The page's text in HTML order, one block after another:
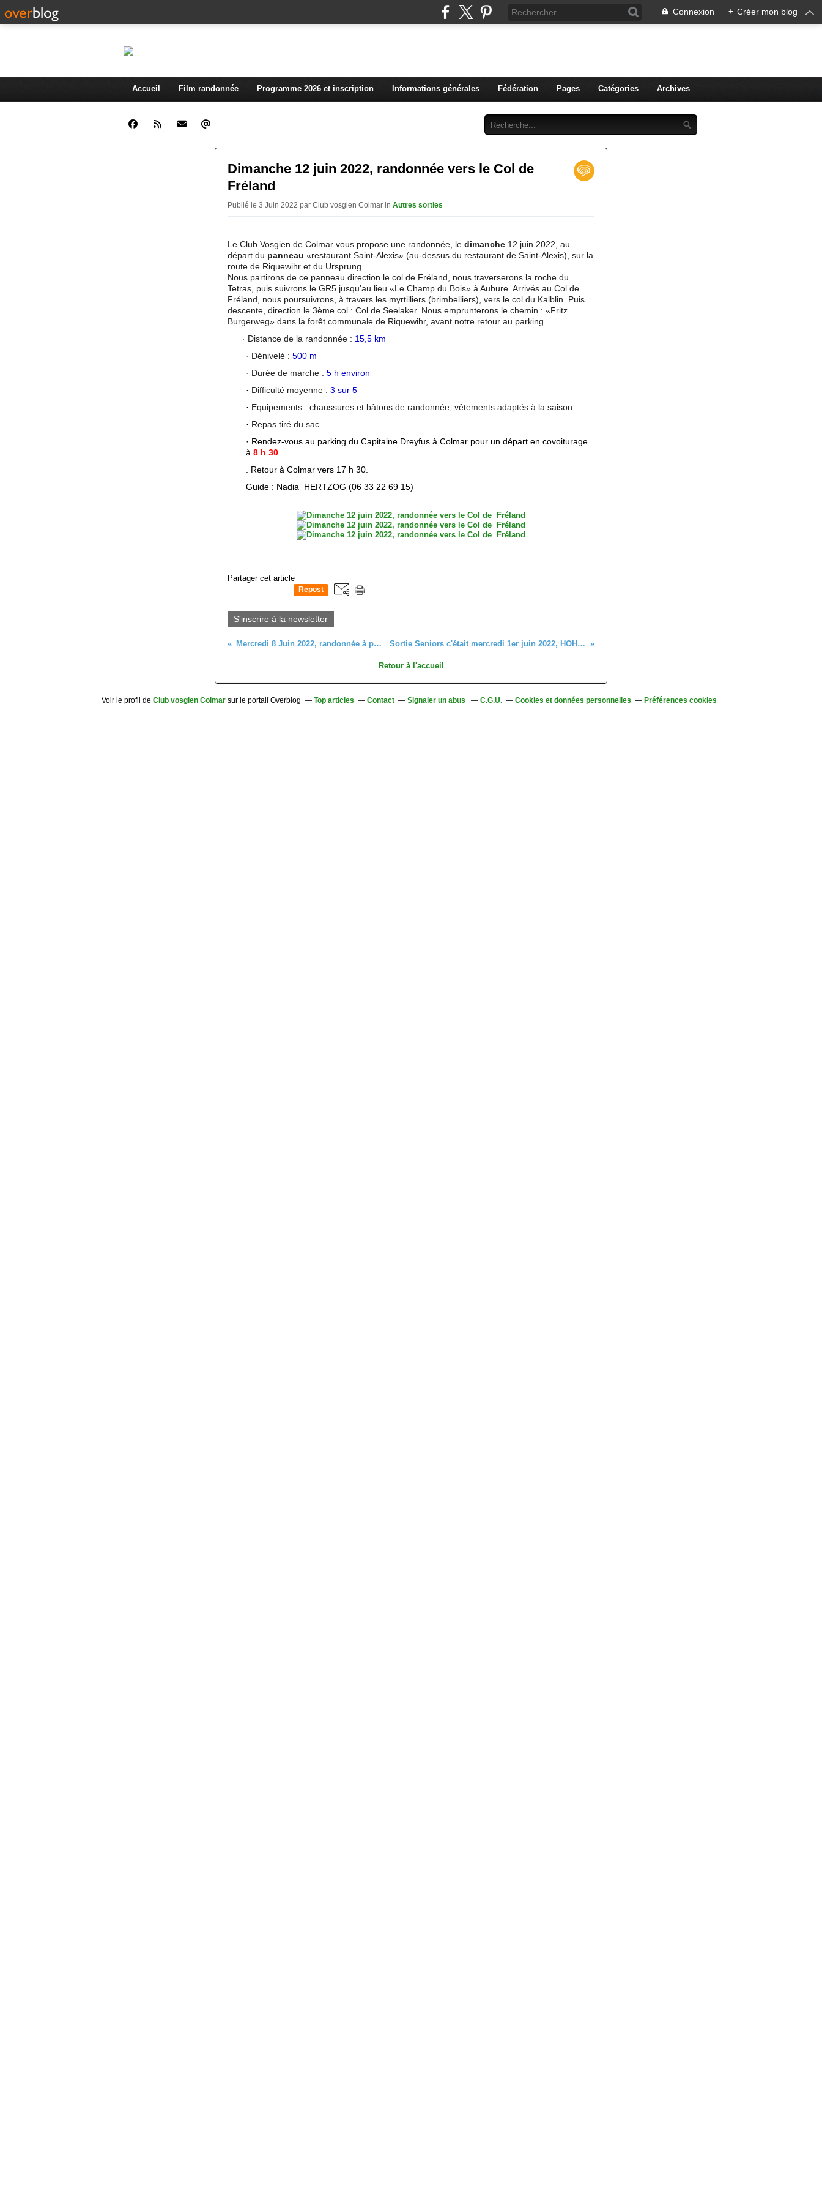
Connexion + Créer mon blog
Accueil Film randonnée Programme 2026 et inscription Informations générales Fédération Pages Catégories Archives
Dimanche 12 juin 2022, randonnée vers le Col de
Fréland
Publié le 3 Juin 2022 par Club vosgien Colmar in Autres sorties
Le Club Vosgien de Colmar vous propose une randonnée, le dimanche 12 juin 2022, au
départ du panneau «restaurant Saint-Alexis» (au-dessus du restaurant de Saint-Alexis), sur la
route de Riquewihr et du Ursprung.
Nous partirons de ce panneau direction le col de Fréland, nous traverserons la roche du
Tetras, puis suivrons le GR5 jusqu’au lieu «Le Champ du Bois» à Aubure. Arrivés au Col de
Fréland, nous poursuivrons, à travers les myrtilliers (brimbelliers), vers le col du Kalblin. Puis
descente, direction le 3ème col : Col de Seelaker. Nous emprunterons le chemin : «Fritz
Burgerweg» dans la forêt communale de Riquewihr, avant notre retour au parking.
· Distance de la randonnée : 15,5 km
· Dénivelé : 500 m
· Durée de marche : 5 h environ
· Difficulté moyenne : 3 sur 5
· Equipements : chaussures et bâtons de randonnée, vêtements adaptés à la saison.
· Repas tiré du sac.
· Rendez-vous au parking du Capitaine Dreyfus à Colmar pour un départ en covoiturage
à 8 h 30
Retour à Colmar vers 17 h 30.
Guide : Nadia HERTZOG (06 33 22 69 15)
Partager cet article
Repost
S'inscrire à la newsletter
Mercredi 8 Juin 2022, randonnée à partir du Hohwald Sortie Seniors c'était mercredi 1er juin 2022, HOHRODBERG - Musmiss
Retour à l'accueil
Voir le profil de Club vosgien Colmar sur le portail Overblog Top articles Contact Signaler un abus C.G.U. Cookies et données personnelles Préférences cookies